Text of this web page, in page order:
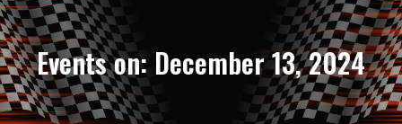
Events on: December 13, 2024